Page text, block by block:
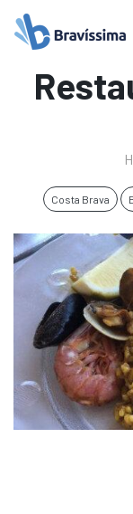
Costa Brava